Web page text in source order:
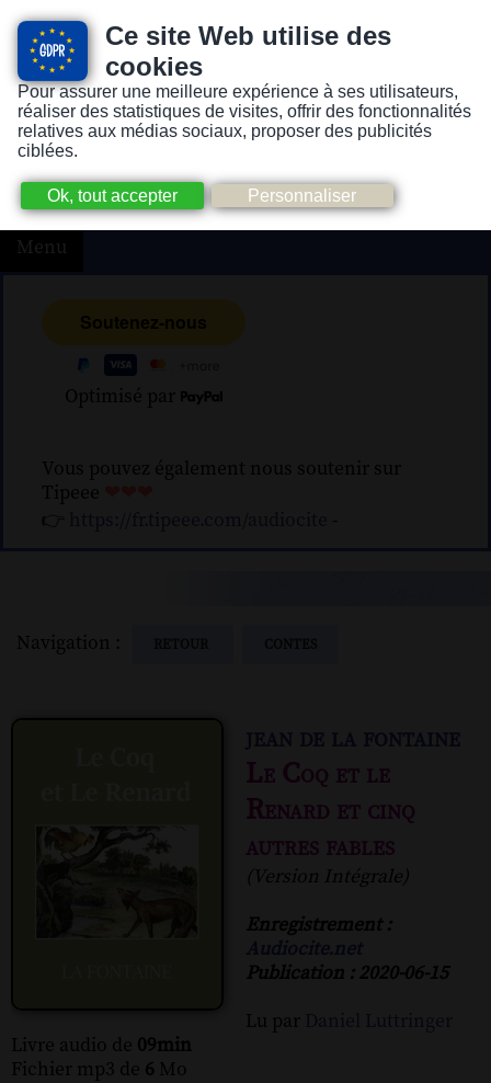
Ce site Web utilise des
cookies
Pour assurer une meilleure expérience à ses utilisateurs,
réaliser des statistiques de visites, offrir des fonctionnalités
relatives aux médias sociaux, proposer des publicités
ciblées.
Version pour personnes mal-voyantes ou non-voyantes
Menu
Optimisé par
Vous pouvez également nous soutenir sur
Tipeee
👉
-
Navigation :
Le Coq et le
Renard et cinq
autres fables
(Version Intégrale)
Enregistrement :
Publication : 2020-06-15
Lu par
Livre audio de 09min
Fichier mp3 de 6 Mo